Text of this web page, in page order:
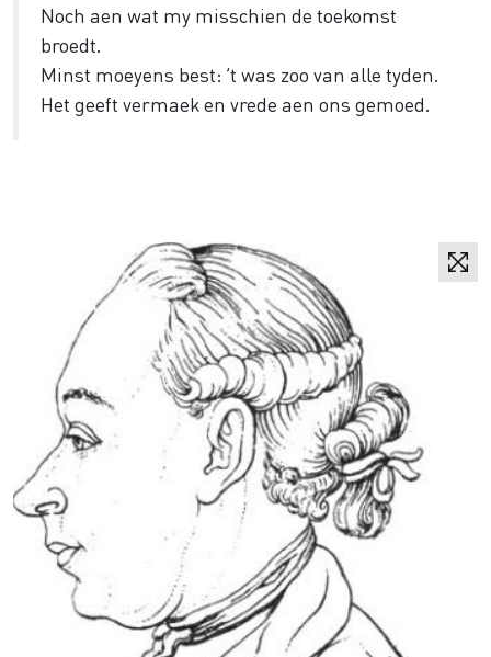
Noch aen wat my misschien de toekomst
broedt.
Minst moeyens best: ’t was zoo van alle tyden.
Het geeft vermaek en vrede aen ons gemoed.